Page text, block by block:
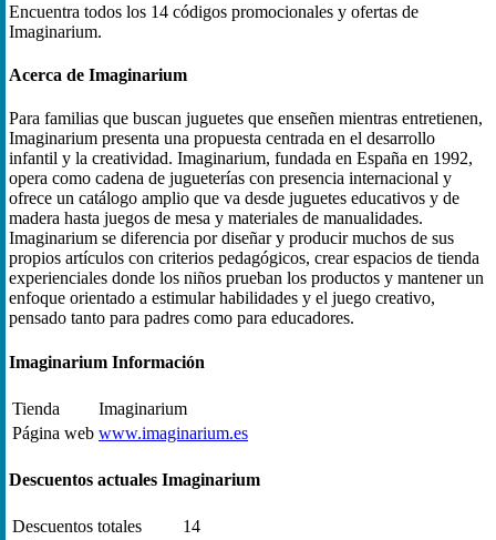
Encuentra todos los 14 códigos promocionales y ofertas de
Imaginarium.
Acerca de Imaginarium
Para familias que buscan juguetes que enseñen mientras entretienen,
Imaginarium presenta una propuesta centrada en el desarrollo
infantil y la creatividad. Imaginarium, fundada en España en 1992,
opera como cadena de jugueterías con presencia internacional y
ofrece un catálogo amplio que va desde juguetes educativos y de
madera hasta juegos de mesa y materiales de manualidades.
Imaginarium se diferencia por diseñar y producir muchos de sus
propios artículos con criterios pedagógicos, crear espacios de tienda
experienciales donde los niños prueban los productos y mantener un
enfoque orientado a estimular habilidades y el juego creativo,
pensado tanto para padres como para educadores.
Imaginarium Información
Tienda
Imaginarium
Página web www.imaginarium.es
Descuentos actuales Imaginarium
Descuentos totales
14